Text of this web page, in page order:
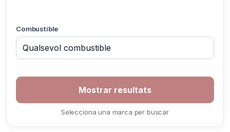
Combustible
Selecciona una marca per buscar